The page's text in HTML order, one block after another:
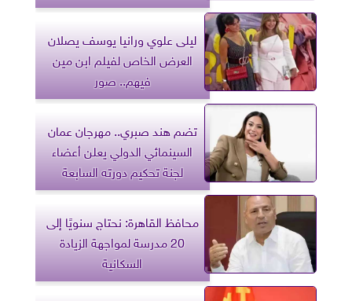
ليلى علوي ورانيا يوسف يصلان
العرض الخاص لفيلم ابن مين
فيهم.. صور
تضم هند صبري.. مهرجان عمان
السينمائي الدولي يعلن أعضاء
لجنة تحكيم دورته السابعة
محافظ القاهرة: نحتاج سنويًا إلى
20 مدرسة لمواجهة الزيادة
السكانية